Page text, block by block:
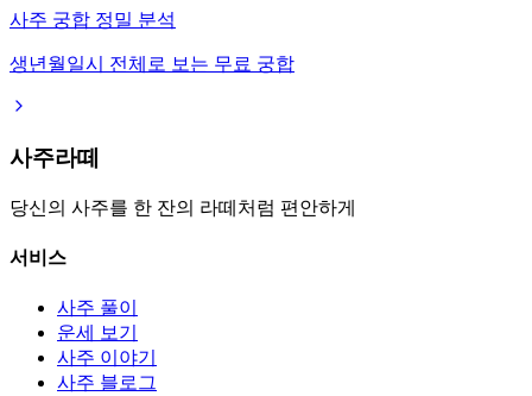
사주 궁합 정밀 분석
생년월일시 전체로 보는 무료 궁합
사주라떼
당신의 사주를 한 잔의 라떼처럼 편안하게
서비스
사주 풀이
운세 보기
사주 이야기
사주 블로그